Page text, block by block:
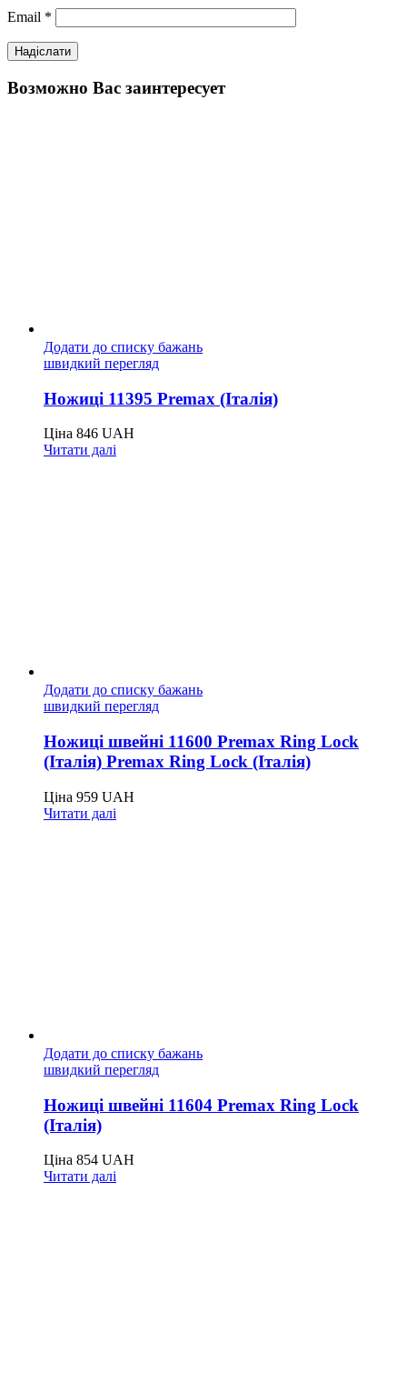
Email *
Возможно Вас заинтересует
Додати до списку бажань
швидкий перегляд
Ножиці 11395 Premax (Італія)
Ціна 846 UAH
Читати далі
Додати до списку бажань
швидкий перегляд
Ножиці швейні 11600 Premax Ring Lock
(Італія) Premax Ring Lock (Італія)
Ціна 959 UAH
Читати далі
Додати до списку бажань
швидкий перегляд
Ножиці швейні 11604 Premax Ring Lock
(Італія)
Ціна 854 UAH
Читати далі